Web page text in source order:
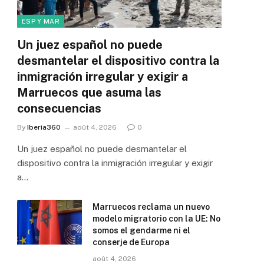
ESP Y MAR
Un juez español no puede
desmantelar el dispositivo contra la
inmigración irregular y exigir a
Marruecos que asuma las
consecuencias
By Iberia360 août 4, 2026 0
Un juez español no puede desmantelar el
dispositivo contra la inmigración irregular y exigir
a…
Marruecos reclama un nuevo
modelo migratorio con la UE: No
somos el gendarme ni el
conserje de Europa
août 4, 2026